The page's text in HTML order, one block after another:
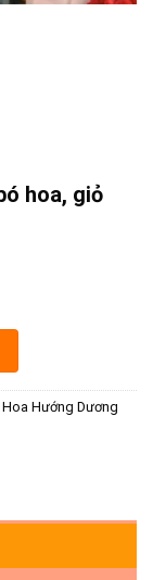
hoa, giỏ
hoa, lẵng hoa
Hướng Dương